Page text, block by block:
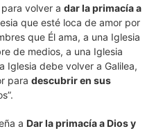
volver a dar la primacía a
que esté loca de amor por
que Él ama, a una Iglesia
de medios, a una Iglesia
Iglesia debe volver a Galilea,
para descubrir en sus
a Dar la primacía a Dios y